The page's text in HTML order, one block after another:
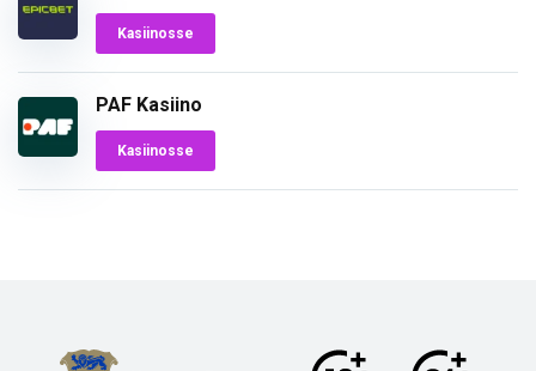
Kasiinosse
PAF Kasiino
Kasiinosse